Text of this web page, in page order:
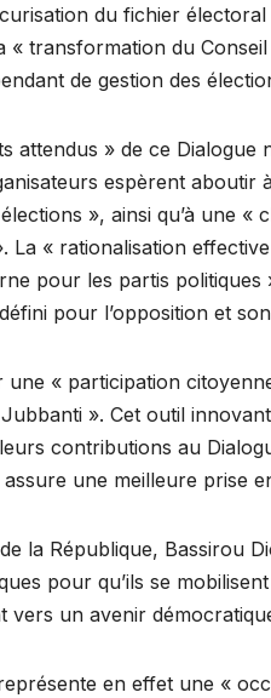
du fichier
« transformation du
de gestion des
attendus » de ce
espèrent aboutir
», ainsi qu’à une «
La « rationalisation
pour les partis politiques
pour l’opposition et
une « participation
». Cet outil
contributions au
une meilleure prise
la République, Bassirou
pour qu’ils se
vers un avenir
en effet une «